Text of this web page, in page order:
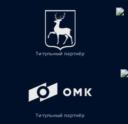
Титульный партнёр
Титульный партнёр